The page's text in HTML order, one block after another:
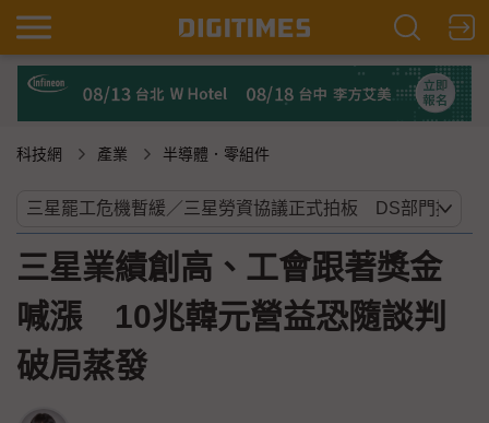
科技網 產業 半導體．零組件
三星業績創高、工會跟著獎金
喊漲 10兆韓元營益恐隨談判
破局蒸發